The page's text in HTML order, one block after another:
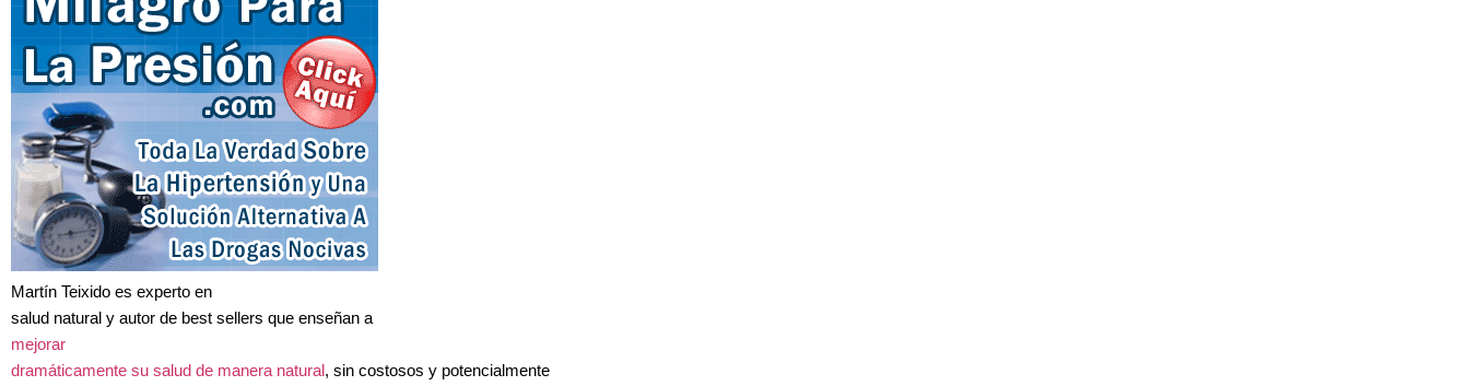
Martín Teixido es experto en
salud natural y autor de best sellers que enseñan a
mejorar
dramáticamente su salud de manera natural , sin costosos y potencialmente